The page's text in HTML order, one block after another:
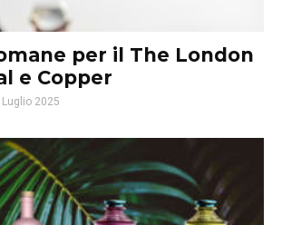
per il The London
e Copper
Luglio 2025